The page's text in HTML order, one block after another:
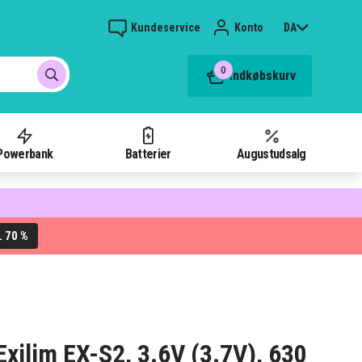
Kundeservice Konto DA
0 Indkøbskurv
Batterier Augustudsalg
70 %
EX-S2, 3.6V (3.7V), 630